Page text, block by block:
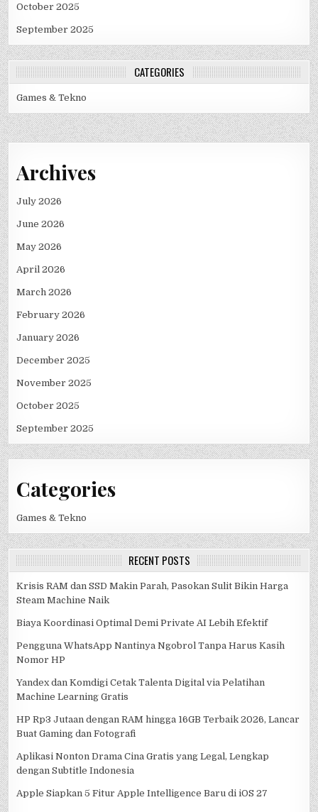
October 2025
September 2025
CATEGORIES
Games & Tekno
Archives
July 2026
June 2026
May 2026
April 2026
March 2026
February 2026
January 2026
December 2025
November 2025
October 2025
September 2025
Categories
Games & Tekno
RECENT POSTS
Krisis RAM dan SSD Makin Parah, Pasokan Sulit Bikin Harga
Steam Machine Naik
Biaya Koordinasi Optimal Demi Private AI Lebih Efektif
Pengguna WhatsApp Nantinya Ngobrol Tanpa Harus Kasih
Nomor HP
Yandex dan Komdigi Cetak Talenta Digital via Pelatihan
Machine Learning Gratis
HP Rp3 Jutaan dengan RAM hingga 16GB Terbaik 2026, Lancar
Buat Gaming dan Fotografi
Aplikasi Nonton Drama Cina Gratis yang Legal, Lengkap
dengan Subtitle Indonesia
Apple Siapkan 5 Fitur Apple Intelligence Baru di iOS 27